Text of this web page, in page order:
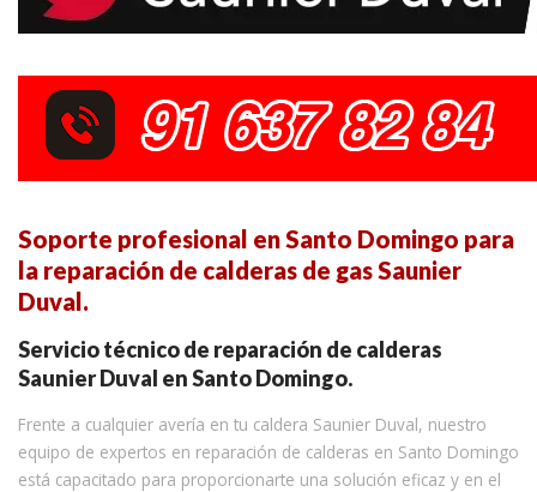
Soporte profesional en Santo Domingo para
la reparación de calderas de gas Saunier
Duval.
Servicio técnico de reparación de calderas
Saunier Duval en Santo Domingo.
Frente a cualquier avería en tu caldera Saunier Duval, nuestro
equipo de expertos en reparación de calderas en Santo Domingo
está capacitado para proporcionarte una solución eficaz y en el